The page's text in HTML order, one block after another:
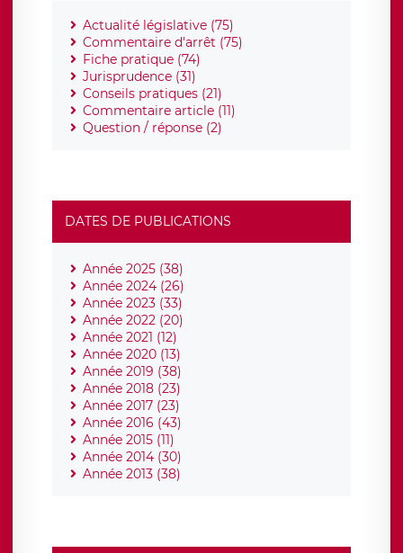
Actualité législative (75)
Commentaire d'arrêt (75)
Fiche pratique (74)
Jurisprudence (31)
Conseils pratiques (21)
Commentaire article (11)
Question / réponse (2)
DATES DE PUBLICATIONS
Année 2025 (38)
Année 2024 (26)
Année 2023 (33)
Année 2022 (20)
Année 2021 (12)
Année 2020 (13)
Année 2019 (38)
Année 2018 (23)
Année 2017 (23)
Année 2016 (43)
Année 2015 (11)
Année 2014 (30)
Année 2013 (38)